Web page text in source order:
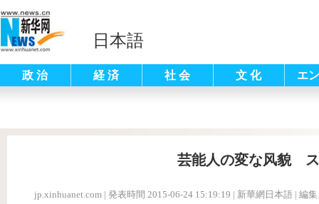
日本語
政 治 経 済 社 会 文 化 エ
芸能人の変な风貌
jp.xinhuanet.com | 発表時間 2015-06-24 15:19:19 | 新華網日本語 | 編